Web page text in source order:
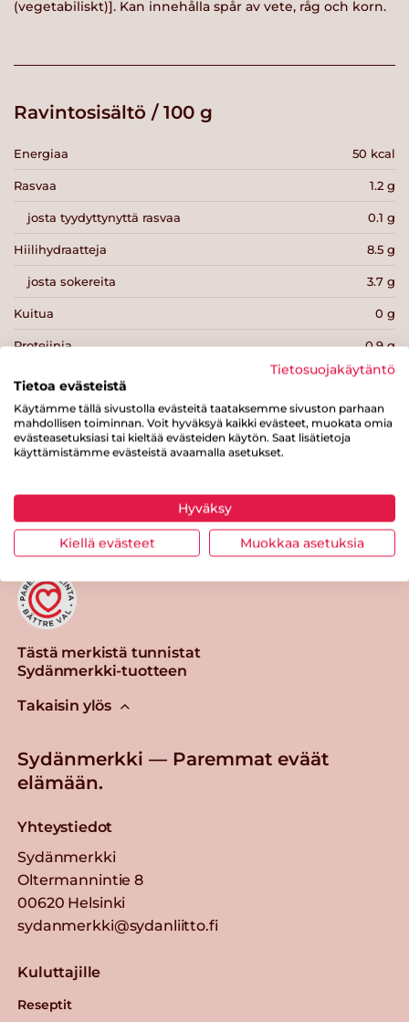
(vegetabiliskt)]. Kan innehålla spår av vete, råg och korn.
Ravintosisältö / 100 g
Energiaa 50 kcal
Rasvaa 1.2 g
josta tyydyttynyttä rasvaa 0.1 g
Hiilihydraatteja 8.5 g
josta sokereita 3.7 g
Kuitua 0 g
Proteiinia 0.9 g
Suolaa 0.1 g
Tästä merkistä tunnistat
Sydänmerkki-tuotteen
Takaisin ylös
Sydänmerkki — Paremmat eväät
elämään.
Yhteystiedot
Sydänmerkki
Oltermannintie 8
00620 Helsinki
sydanmerkki@sydanliitto.fi
Kuluttajille
Reseptit
Tietosuojakäytäntö
Tietoa evästeistä
Käytämme tällä sivustolla evästeitä taataksemme sivuston parhaan
mahdollisen toiminnan. Voit hyväksyä kaikki evästeet, muokata omia
evästeasetuksiasi tai kieltää evästeiden käytön. Saat lisätietoja
käyttämistämme evästeistä avaamalla asetukset.
Hyväksy
Kiellä evästeet Muokkaa asetuksia